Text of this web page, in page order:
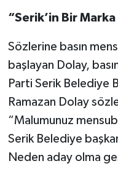
“Serik’in Bir Marka
Sözlerine basın
başlayan Dolay,
Parti Serik Belediye
Ramazan Dolay
“Malumunuz
Serik Belediye
Neden aday olma